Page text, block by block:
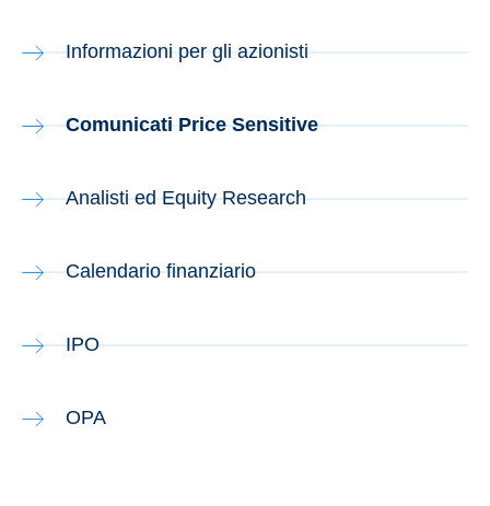
Informazioni per gli azionisti
Comunicati Price Sensitive
Analisti ed Equity Research
Calendario finanziario
IPO
OPA